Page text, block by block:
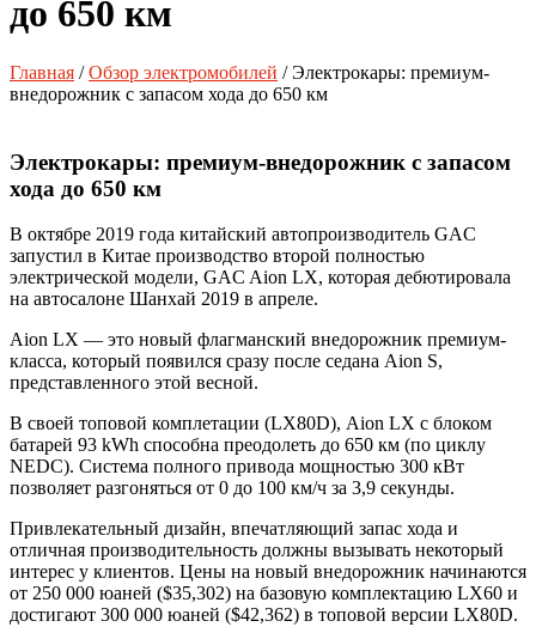
до 650 км
Главная /Обзор электромобилей / Электрокары: премиум-
внедорожник с запасом хода до 650 км
Электрокары: премиум-внедорожник с запасом
хода до 650 км
В октябре 2019 года китайский автопроизводитель GAC
запустил в Китае производство второй полностью
электрической модели, GAC Aion LX, которая дебютировала
на автосалоне Шанхай 2019 в апреле.
Aion LX — это новый флагманский внедорожник премиум-
класса, который появился сразу после седана Aion S,
представленного этой весной.
В своей топовой комплетации (LX80D), Aion LX с блоком
батарей 93 kWh способна преодолеть до 650 км (по циклу
NEDC). Система полного привода мощностью 300 кВт
позволяет разгоняться от 0 до 100 км/ч за 3,9 секунды.
Привлекательный дизайн, впечатляющий запас хода и
отличная производительность должны вызывать некоторый
интерес у клиентов. Цены на новый внедорожник начинаются
от 250 000 юаней ($35,302) на базовую комплектацию LX60 и
достигают 300 000 юаней ($42,362) в топовой версии LX80D.